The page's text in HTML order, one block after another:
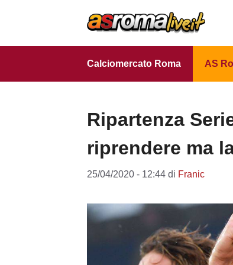
Calciomercato Roma AS
Ripartenza
riprendere ma
25/04/2020 - 12:44 di Franic